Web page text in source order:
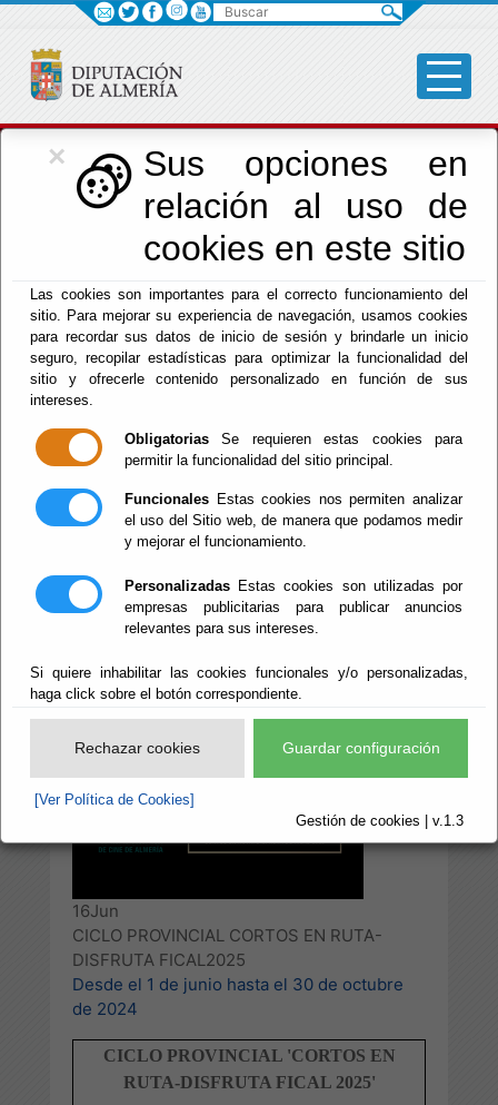
×
Sus opciones en
relación al uso de
cookies en este sitio
Las cookies son importantes para el correcto funcionamiento del
sitio. Para mejorar su experiencia de navegación, usamos cookies
para recordar sus datos de inicio de sesión y brindarle un inicio
seguro, recopilar estadísticas para optimizar la funcionalidad del
sitio y ofrecerle contenido personalizado en función de sus
intereses.
Obligatorias Se requieren estas cookies para
permitir la funcionalidad del sitio principal.
Funcionales Estas cookies nos permiten analizar
el uso del Sitio web, de manera que podamos medir
y mejorar el funcionamiento.
Personalizadas Estas cookies son utilizadas por
empresas publicitarias para publicar anuncios
relevantes para sus intereses.
Si quiere inhabilitar las cookies funcionales y/o personalizadas,
haga click sobre el botón correspondiente.
Rechazar cookies Guardar configuración
[Ver Política de Cookies]
Gestión de cookies | v.1.3
Cultura, Cine e
Identidad Almeriense
Menú Cultura
Inicio -Cultura y Cine - CICLO PROVINCIAL CORTOS
EN RUTA-DISFRUTA FICAL2025
CICLO
PROVINCIAL
CORTOS EN
RUTA-DISFRUTA
FICAL2025
Escuchar
16Jun
CICLO PROVINCIAL CORTOS EN RUTA-
DISFRUTA FICAL2025
Desde el 1 de junio hasta el 30 de octubre
de 2024
CICLO PROVINCIAL 'CORTOS EN
RUTA-DISFRUTA FICAL 2025'
Buscar